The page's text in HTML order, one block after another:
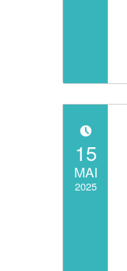
POSTED ON:15
MAI
2025